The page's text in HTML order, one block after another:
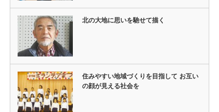
北の大地に思いを馳せて描く
住みやすい地域づくりを目指して お互い
の顔が見える社会を